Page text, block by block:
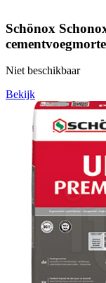
Schönox
Niet beschikbaar
Bekijk